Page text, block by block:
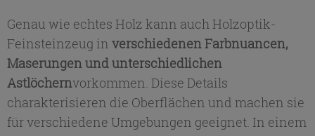
Genau wie echtes Holz kann auch Holzoptik-
Feinsteinzeug in verschiedenen Farbnuancen,
Maserungen und unterschiedlichen
Astlöchernvorkommen. Diese Details
charakterisieren die Oberflächen und machen sie
für verschiedene Umgebungen geeignet. In einem